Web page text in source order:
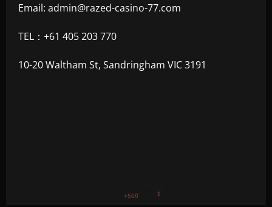
Email: admin@razed-casino-77.com
TEL：+61 405 203 770
10-20 Waltham St, Sandringham VIC 3191
+750